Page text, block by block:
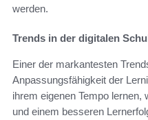
werden.
Trends in der digitalen
Einer der markantesten
Anpassungsfähigkeit der
ihrem eigenen Tempo
und einem besseren